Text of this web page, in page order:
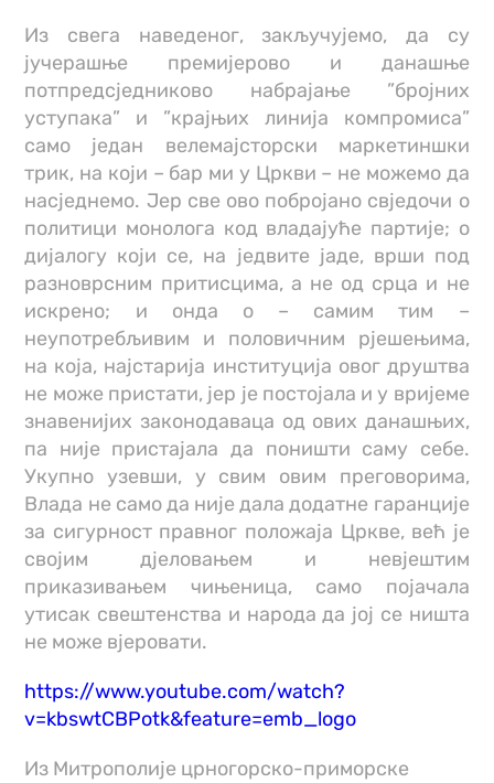
Из свега наведеног, закључујемо, да су
јучерашње премијерово и данашње
потпредсједниково набрајање ”бројних
уступака” и ”крајњих линија компромиса”
само један велемајсторски маркетиншки
трик, на који – бар ми у Цркви – не можемо да
насједнемо. Јер све ово побројано свједочи о
политици монолога код владајуће партије; о
дијалогу који се, на једвите јаде, врши под
разноврсним притисцима, а не од срца и не
искрено; и онда о – самим тим –
неупотребљивим и половичним рјешењима,
на која, најстарија институција овог друштва
не може пристати, јер је постојала и у вријеме
знавенијих законодаваца од ових данашњих,
па није пристајала да поништи саму себе.
Укупно узевши, у свим овим преговорима,
Влада не само да није дала додатне гаранције
за сигурност правног положаја Цркве, већ је
својим дјеловањем и невјештим
приказивањем чињеница, само појачала
утисак свештенства и народа да јој се ништа
не може вјеровати.
https://www.youtube.com/watch?
v=kbswtCBPotk&feature=emb_logo
Из Митрополије црногорско-приморске